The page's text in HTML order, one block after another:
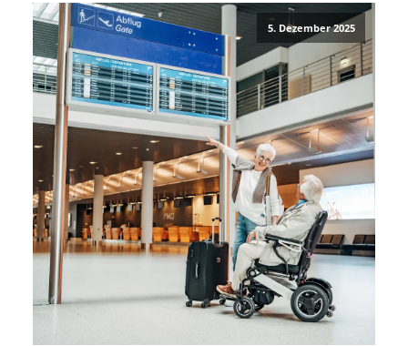
Tenderhäfen und Besonderheiten bei elektrischen
Rollstühlen, die bereits vor […]
5. Dezember 2025